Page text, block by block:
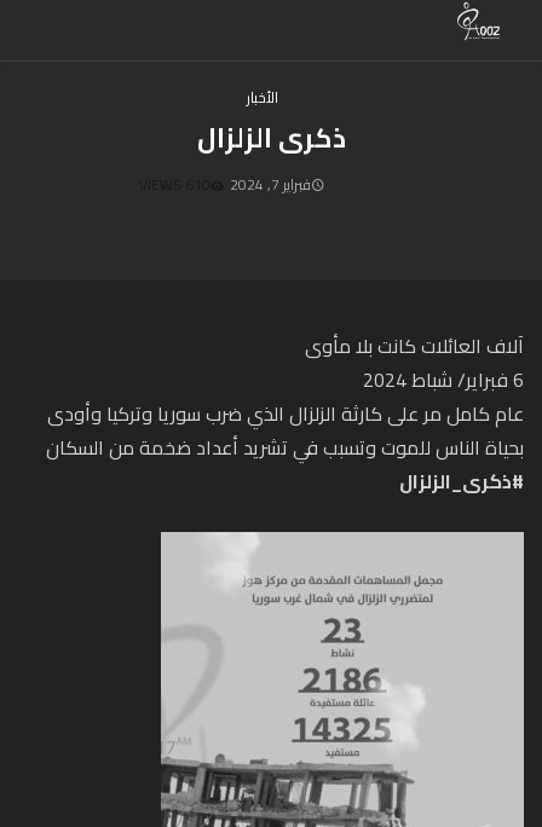
الأخبار
ذكرى الزلزال
فبراير 7, 2024
آلاف العائلات كانت بلا مأوى
6 فبراير/ شباط 2024
عام كامل مر على كارثة الزلزال الذي ضرب سوريا وتركيا وأودى
بحياة الناس للموت وتسبب في تشريد أعداد ضخمة من السكان
#ذكرى_الزلزال